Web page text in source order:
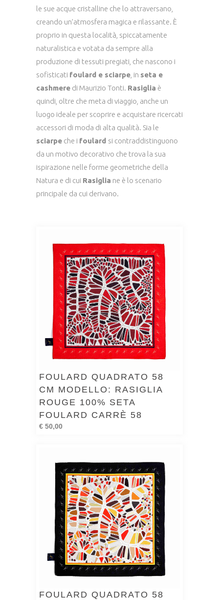
le sue acque cristalline che lo attraversano,
creando un’atmosfera magica e rilassante. È
proprio in questa località, spiccatamente
naturalistica e votata da sempre alla
produzione di tessuti pregiati, che nascono i
sofisticati foulard e sciarpe , in seta e
cashmere di Maurizio Tonti. Rasiglia è
quindi, oltre che meta di viaggio, anche un
luogo ideale per scoprire e acquistare ricercati
accessori di moda di alta qualità. Sia le
sciarpe che i foulard si contraddistinguono
da un motivo decorativo che trova la sua
ispirazione nelle forme geometriche della
Natura e di cui Rasiglia ne è lo scenario
principale da cui derivano.
FOULARD QUADRATO 58
CM MODELLO: RASIGLIA
ROUGE 100% SETA
FOULARD CARRÈ 58
€ 50,00
FOULARD QUADRATO 58